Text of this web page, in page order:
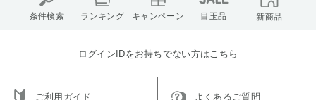
条件検索 ランキング キャンペーン 目玉品 新商品
ログインIDをお持ちでない方はこちら
ご利用ガイド よくあるご質問